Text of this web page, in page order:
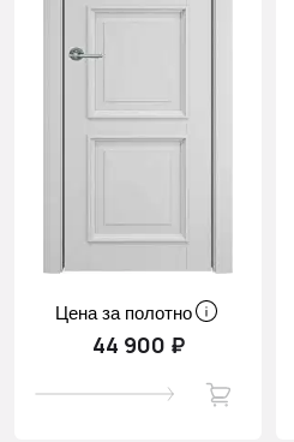
Цена за полотно
44 900 ₽